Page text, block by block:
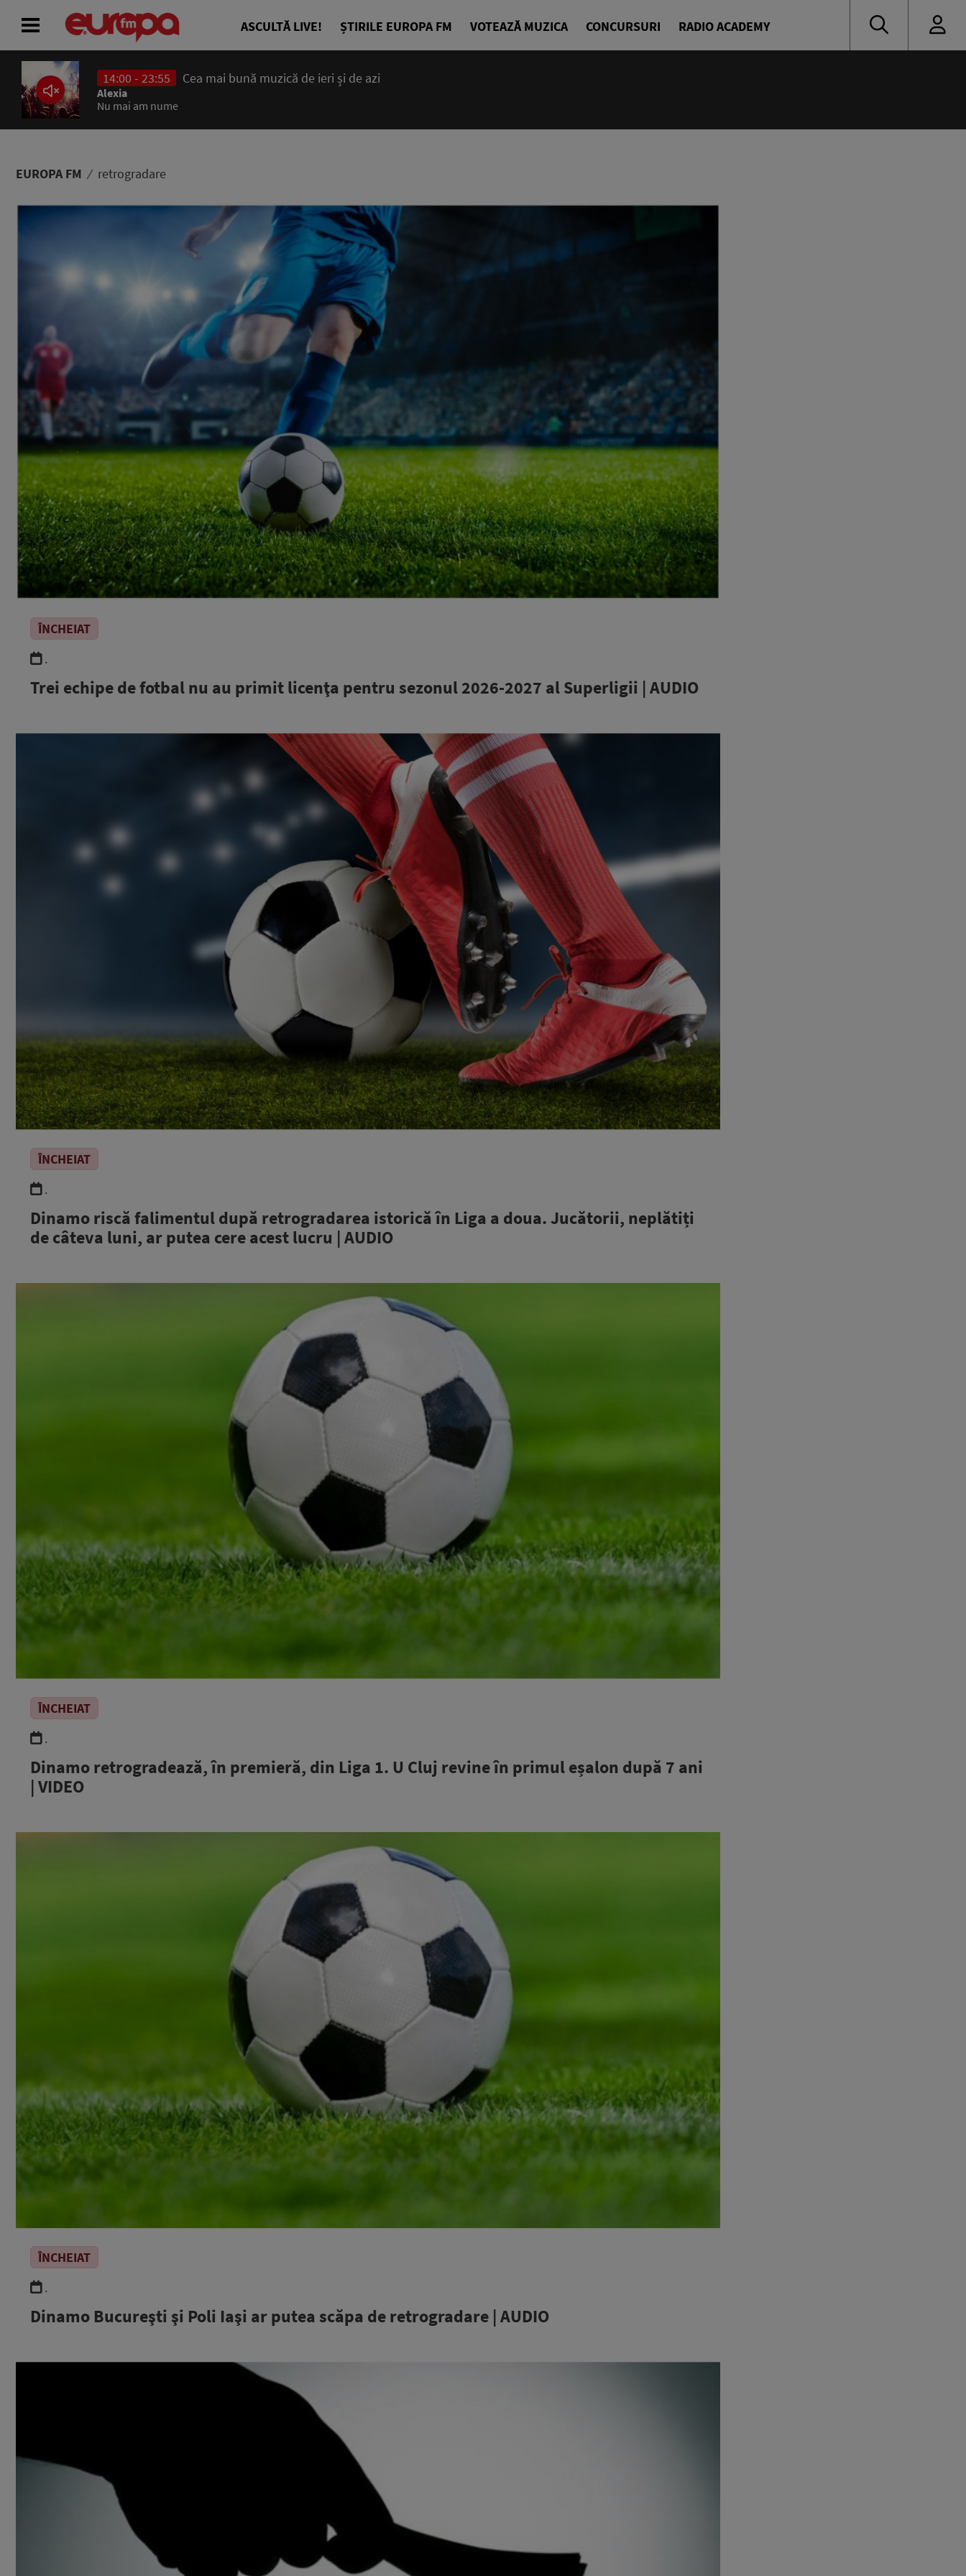
ASCULTĂ LIVE! ȘTIRILE EUROPA FM VOTEAZĂ MUZICA CONCURSURI RADIO ACADEMY
14:00 - 23:55 Cea mai bună muzică de ieri și de azi
Alexia
Nu mai am nume
EUROPA FM retrogradare
ÎNCHEIAT
.
Trei echipe de fotbal nu au primit licenţa pentru sezonul 2026-2027 al Superligii | AUDIO
ÎNCHEIAT
.
Dinamo riscă falimentul după retrogradarea istorică în Liga a doua. Jucătorii, neplătiți
de câteva luni, ar putea cere acest lucru | AUDIO
ÎNCHEIAT
.
Dinamo retrogradează, în premieră, din Liga 1. U Cluj revine în primul eșalon după 7 ani
| VIDEO
ÎNCHEIAT
.
Dinamo Bucureşti şi Poli Iaşi ar putea scăpa de retrogradare | AUDIO
ACASĂ
ȘTIRI
PODCAST
ASCULTĂ LIVE